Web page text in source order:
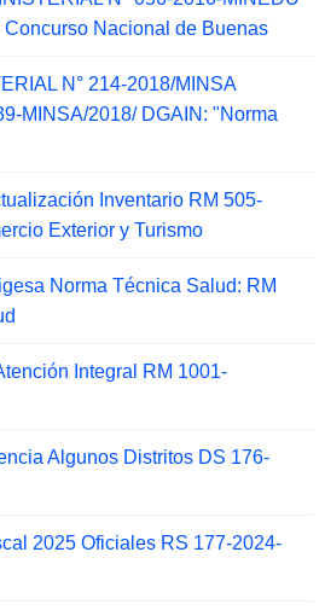
Nacional de Buenas
N° 214-2018/MINSA
MINSA/2018/ DGAIN: "Norma
Inventario RM 505-
Exterior y Turismo
Norma Técnica Salud: RM
Integral RM 1001-
Algunos Distritos DS 176-
2025 Oficiales RS 177-2024-